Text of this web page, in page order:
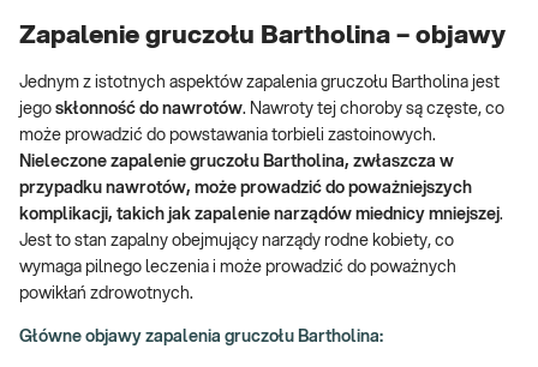
Zapalenie gruczołu Bartholina – objawy
Jednym z istotnych aspektów zapalenia gruczołu Bartholina jest
jego skłonność do nawrotów. Nawroty tej choroby są częste, co
może prowadzić do powstawania torbieli zastoinowych.
Nieleczone zapalenie gruczołu Bartholina, zwłaszcza w
przypadku nawrotów, może prowadzić do poważniejszych
komplikacji, takich jak zapalenie narządów miednicy mniejszej.
Jest to stan zapalny obejmujący narządy rodne kobiety, co
wymaga pilnego leczenia i może prowadzić do poważnych
powikłań zdrowotnych.
Główne objawy zapalenia gruczołu Bartholina: